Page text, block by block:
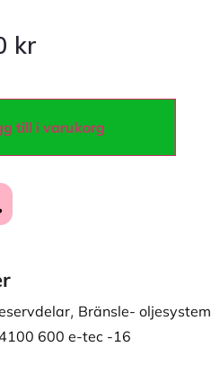
kr
till i varukorg
, Bränsle- oljesystem
600 e-tec -16